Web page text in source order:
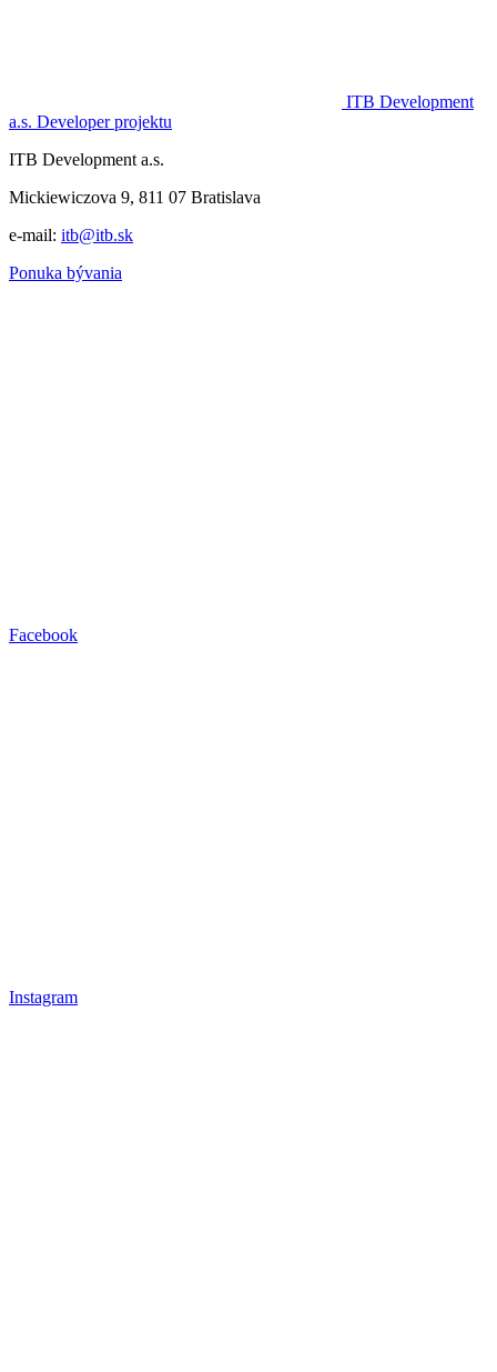
ITB Development
a.s. Developer projektu
ITB Development a.s.
Mickiewiczova 9, 811 07 Bratislava
e-mail: itb@itb.sk
Ponuka bývania
Facebook
Instagram